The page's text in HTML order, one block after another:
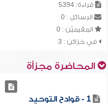
قراءة: 5394
الرسائل : 0
المقيميّن : 0
في خزائن : 3
المحاضرة مجزأة
1 - قوادح التوحيد